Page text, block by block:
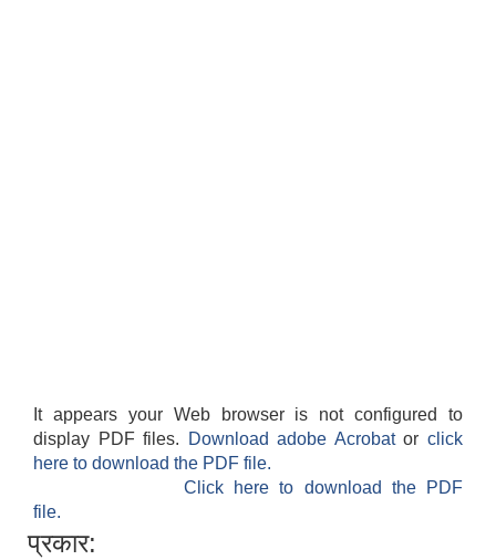
It appears your Web browser is not configured to
display PDF files.
Download adobe Acrobatorclick
here to download the PDF file.
Click here to download the PDF
file.
प्रकार: